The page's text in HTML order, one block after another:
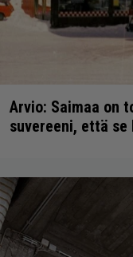
Arvio: Saimaa on
suvereeni, että